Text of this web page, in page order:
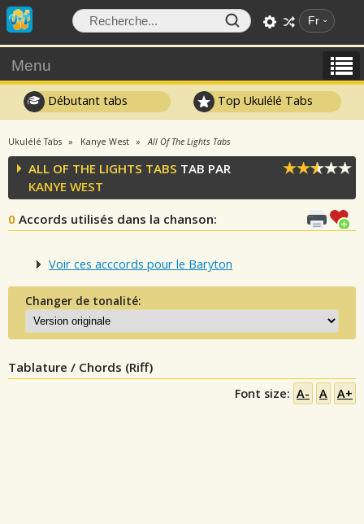
Fr
Menu
Débutant tabs Top Ukulélé Tabs
Ukulélé Tabs Kanye West All Of The Lights Tabs
ALL OF THE LIGHTS TABS TAB PAR
KANYE WEST
0 Accords utilisés dans la chanson:
Voir ces acccords pour le Baryton
Changer de tonalité:
Tablature / Chords (Riff)
Font size: A- A A+